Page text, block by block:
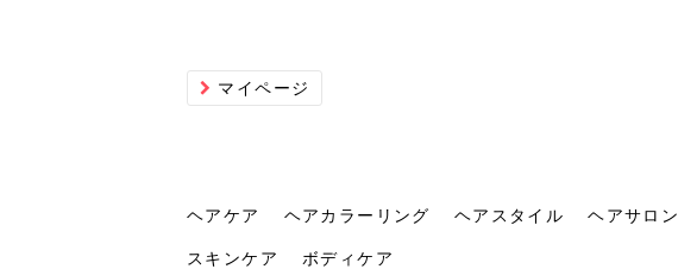
マイページ
ヘアケア ヘアカラーリング ヘアスタイル ヘアサロン
スキンケア ボディケア